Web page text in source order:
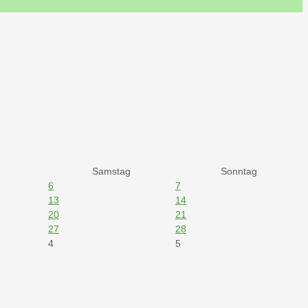
Samstag
Sonntag
6
7
13
14
20
21
27
28
4
5